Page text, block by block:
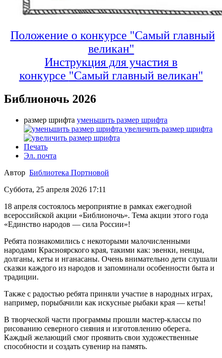
Положение о конкурсе "Самый главный
великан"
Инструкция для участия в
конкурсе "Самый главный великан"
Библионочь 2026
размер шрифта уменьшить размер шрифта
увеличить размер шрифта
Печать
Эл. почта
Автор Библиотека Портновой
Суббота, 25 апреля 2026 17:11
18 апреля состоялось мероприятие в рамках ежегодной
всероссийской акции «Библионочь». Тема акции этого года
«Единство народов — сила России»!
Ребята познакомились с некоторыми малочисленными
народами Красноярского края, такими как: эвенки, ненцы,
долганы, кеты и нганасаны. Очень внимательно дети слушали
сказки каждого из народов и запоминали особенности быта и
традиции.
Также с радостью ребята приняли участие в народных играх,
например, порыбачили как искусные рыбаки края — кеты!
В творческой части программы прошли мастер-классы по
рисованию северного сияния и изготовлению оберега.
Каждый желающий смог проявить свои художественные
способности и создать сувенир на память.